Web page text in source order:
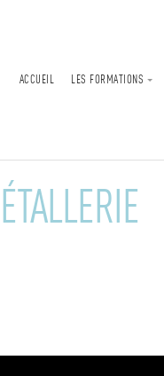
ACCUEIL LES FORMATIONS